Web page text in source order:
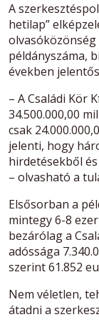
A
hetilap”
példányszáma,
években
– A Családi Kör
34.500.000,00
csak
jelenti, hogy
hirdetésekből
– olvasható a
Elsősorban a
mintegy 6-8
bezárólag a
adóssága
szerint 61.852
Nem véletlen,
átadni a